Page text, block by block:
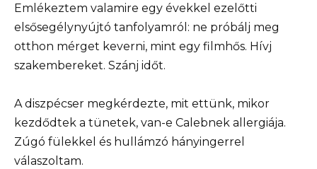
Emlékeztem valamire egy évekkel ezelőtti
elsősegélynyújtó tanfolyamról: ne próbálj meg
otthon mérget keverni, mint egy filmhős. Hívj
szakembereket. Szánj időt.
A diszpécser megkérdezte, mit ettünk, mikor
kezdődtek a tünetek, van-e Calebnek allergiája.
Zúgó fülekkel és hullámzó hányingerrel
válaszoltam.